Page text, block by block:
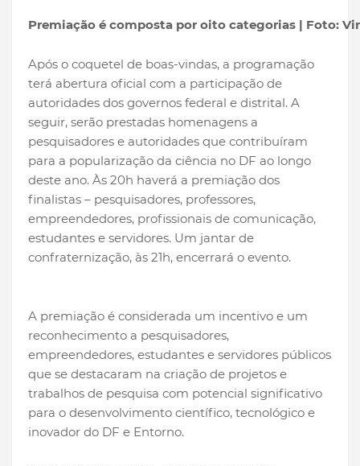
Premiação é composta por oito categorias | Foto:
Após o coquetel de boas-vindas, a programação
terá abertura oficial com a participação de
autoridades dos governos federal e distrital. A
seguir, serão prestadas homenagens a
pesquisadores e autoridades que contribuíram
para a popularização da ciência no DF ao longo
deste ano. Às 20h haverá a premiação dos
finalistas – pesquisadores, professores,
empreendedores, profissionais de comunicação,
estudantes e servidores. Um jantar de
confraternização, às 21h, encerrará o evento.
A premiação é considerada um incentivo e um
reconhecimento a pesquisadores,
empreendedores, estudantes e servidores públicos
que se destacaram na criação de projetos e
trabalhos de pesquisa com potencial significativo
para o desenvolvimento científico, tecnológico e
inovador do DF e Entorno.